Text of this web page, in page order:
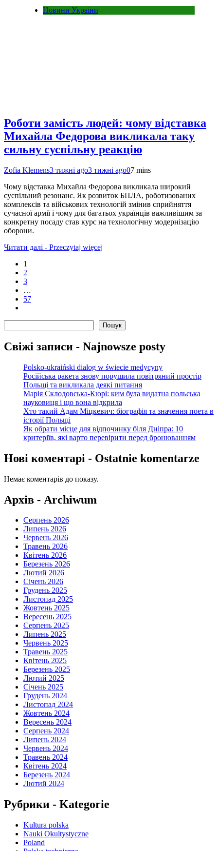
Новини України
Роботи замість людей: чому відставка
Михайла Федорова викликала таку
сильну суспільну реакцію
Zofia Klemens3 тижні ago3 тижні ago07 mins
Чому відставка Михайла Федорова викликала широкий
суспільний резонанс. Як розвиток БПЛА, роботизованих
комплексів та військових технологій змінив сприйняття
сучасної армії і чому для багатьох українців важливішим за
конкретну посаду став курс на технологічну модернізацію
оборони.
Читати далі - Przeczytaj więcej
1
2
3
…
57
Пошук
Свіжі записи - Najnowsze posty
Polsko-ukraiński dialog w świecie medycyny
Російська ракета знову порушила повітряний простір
Польщі та викликала деякі питання
Марія Склодовська-Кюрі: ким була видатна польська
науковиця і що вона відкрила
Хто такий Адам Міцкевич: біографія та значення поета в
історії Польщі
Як обрати місце для відпочинку біля Дніпра: 10
критеріїв, які варто перевірити перед бронюванням
Нові коментарі - Ostatnie komentarze
Немає коментарів до показу.
Архів - Archiwum
Серпень 2026
Липень 2026
Червень 2026
Травень 2026
Квітень 2026
Березень 2026
Лютий 2026
Січень 2026
Грудень 2025
Листопад 2025
Жовтень 2025
Вересень 2025
Серпень 2025
Липень 2025
Червень 2025
Травень 2025
Квітень 2025
Березень 2025
Лютий 2025
Січень 2025
Грудень 2024
Листопад 2024
Жовтень 2024
Вересень 2024
Серпень 2024
Липень 2024
Червень 2024
Травень 2024
Квітень 2024
Березень 2024
Лютий 2024
Рубрики - Kategorie
Kultura polska
Nauki Okultystyczne
Poland